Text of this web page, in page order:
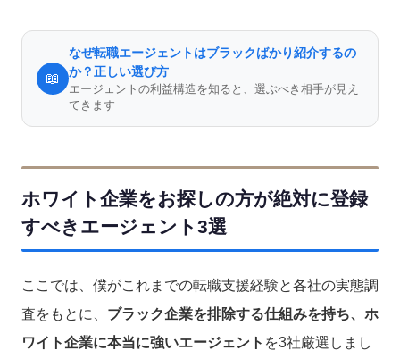
📖
なぜ転職エージェントはブラックばかり紹介するの
か？正しい選び方
エージェントの利益構造を知ると、選ぶべき相手が見え
てきます
ホワイト企業をお探しの方が絶対に登録
すべきエージェント3選
ここでは、僕がこれまでの転職支援経験と各社の実態調
査をもとに、 ブラック企業を排除する仕組みを持ち、ホ
ワイト企業に本当に強いエージェント を3社厳選しまし